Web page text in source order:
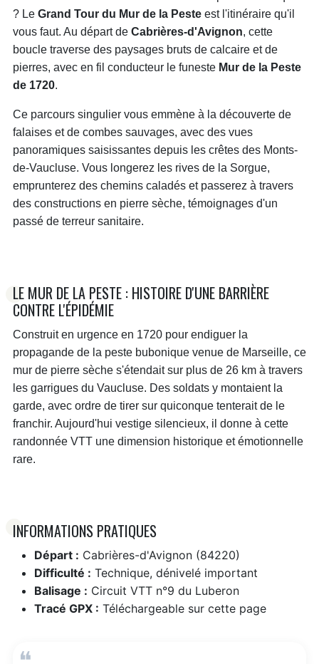
? Le Grand Tour du Mur de la Pesteest l'itinéraire qu'il
vous faut. Au départ de Cabrières-d'Avignon, cette
boucle traverse des paysages bruts de calcaire et de
pierres, avec en fil conducteur le funeste Mur de la Peste
de 1720.
Ce parcours singulier vous emmène à la découverte de
falaises et de combes sauvages, avec des vues
panoramiques saisissantes depuis les crêtes des Monts-
de-Vaucluse. Vous longerez les rives de la Sorgue,
emprunterez des chemins caladés et passerez à travers
des constructions en pierre sèche, témoignages d'un
passé de terreur sanitaire.
LE MUR DE LA PESTE : HISTOIRE D'UNE BARRIÈRE
CONTRE L'ÉPIDÉMIE
Construit en urgence en 1720 pour endiguer la
propagande de la peste bubonique venue de Marseille, ce
mur de pierre sèche s'étendait sur plus de 26 km à travers
les garrigues du Vaucluse. Des soldats y montaient la
garde, avec ordre de tirer sur quiconque tenterait de le
franchir. Aujourd'hui vestige silencieux, il donne à cette
randonnée VTT une dimension historique et émotionnelle
rare.
INFORMATIONS PRATIQUES
Départ : Cabrières-d'Avignon (84220)
Difficulté : Technique, dénivelé important
Balisage : Circuit VTT n°9 du Luberon
Tracé GPX : Téléchargeable sur cette page